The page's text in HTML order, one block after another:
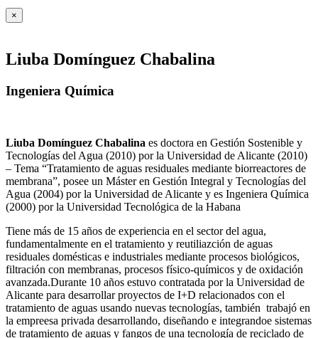
×
Liuba Domínguez Chabalina
Ingeniera Química
Liuba Domínguez Chabalina es doctora en Gestión Sostenible y
Tecnologías del Agua (2010) por la Universidad de Alicante (2010)
– Tema “Tratamiento de aguas residuales mediante biorreactores de
membrana”, posee un Máster en Gestión Integral y Tecnologías del
Agua (2004) por la Universidad de Alicante y es Ingeniera Química
(2000) por la Universidad Tecnológica de la Habana
Tiene más de 15 años de experiencia en el sector del agua,
fundamentalmente en el tratamiento y reutiliazción de aguas
residuales domésticas e industriales mediante procesos biológicos,
filtración con membranas, procesos físico-químicos y de oxidación
avanzada.Durante 10 años estuvo contratada por la Universidad de
Alicante para desarrollar proyectos de I+D relacionados con el
tratamiento de aguas usando nuevas tecnologías, también trabajó en
la empreesa privada desarrollando, diseñando e integrandoe sistemas
de tratamiento de aguas y fangos de una tecnología de reciclado de